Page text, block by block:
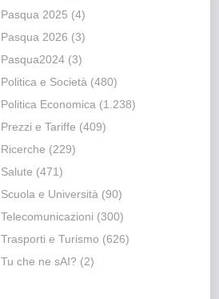
Pasqua 2025 (4)
Pasqua 2026 (3)
Pasqua2024(3)
Politica e Società (480)
Politica Economica (1.238)
Prezzi e Tariffe (409)
Ricerche (229)
Salute (471)
Scuola e Università (90)
Telecomunicazioni (300)
Trasporti e Turismo (626)
Tu che ne sAI? (2)